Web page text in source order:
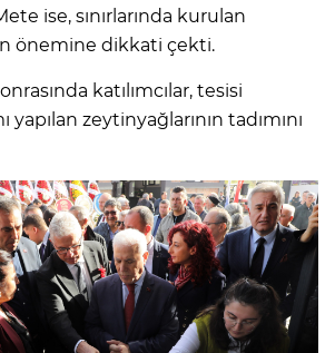
ise, sınırlarında kurulan
önemine dikkati çekti.
katılımcılar, tesisi
yapılan zeytinyağlarının tadımını